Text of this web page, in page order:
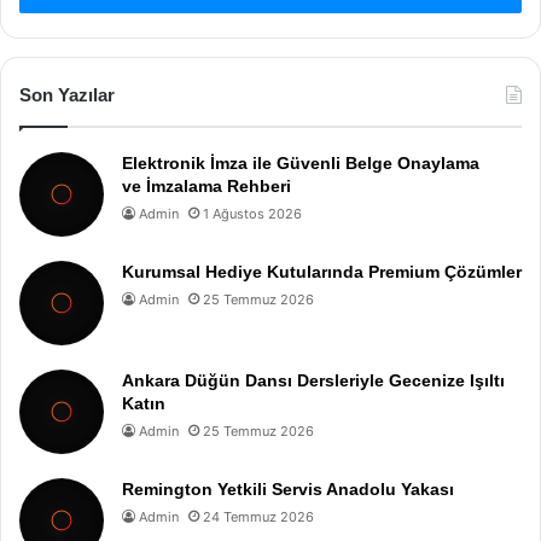
Son Yazılar
Elektronik İmza ile Güvenli Belge Onaylama
ve İmzalama Rehberi
Admin 1 Ağustos 2026
Kurumsal Hediye Kutularında Premium Çözümler
Admin 25 Temmuz 2026
Ankara Düğün Dansı Dersleriyle Gecenize Işıltı
Katın
Admin 25 Temmuz 2026
Remington Yetkili Servis Anadolu Yakası
Admin 24 Temmuz 2026